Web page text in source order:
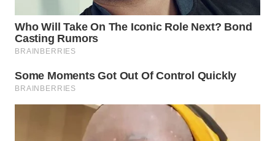
WN
BOROBUDUR
MADURA
WN